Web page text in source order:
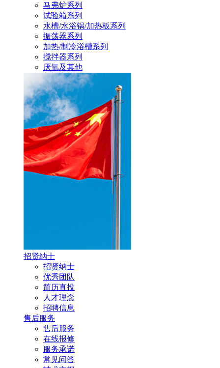
马弗炉系列
试验箱系列
水槽/水浴锅/加热板系列
振荡器系列
加热/制冷浴槽系列
搅拌器系列
厌氧及其他
招贤纳士
招贤纳士
优秀团队
简历直投
人才理念
招聘信息
售后服务
售后服务
在线报修
服务承诺
常见问答